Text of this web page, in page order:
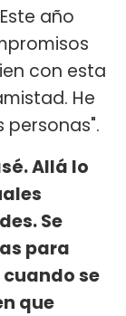
año
con esta
He
Allá lo
Se
para
se
que